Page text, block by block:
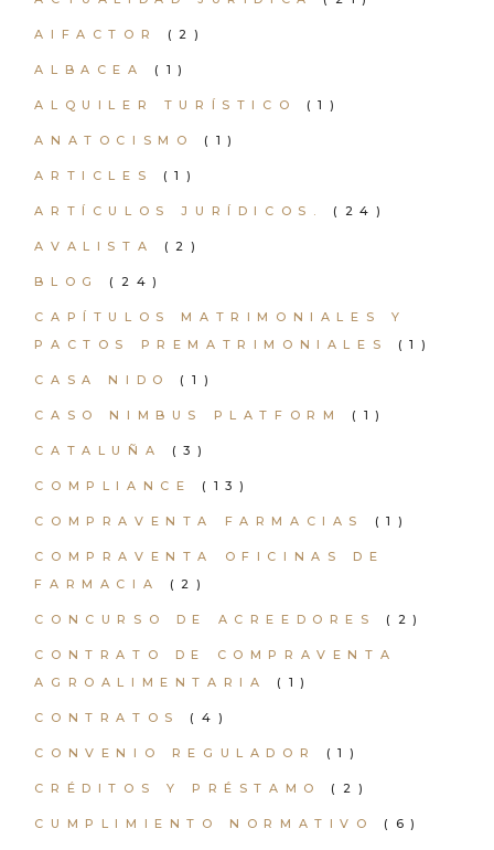
AIFACTOR (2)
ALBACEA (1)
ALQUILER TURÍSTICO (1)
ANATOCISMO (1)
ARTICLES (1)
ARTÍCULOS JURÍDICOS. (24)
AVALISTA (2)
BLOG (24)
CAPÍTULOS MATRIMONIALES Y
PACTOS PREMATRIMONIALES
(1)
CASA NIDO (1)
CASO NIMBUS PLATFORM (1)
CATALUÑA (3)
COMPLIANCE (13)
COMPRAVENTA FARMACIAS (1)
COMPRAVENTA OFICINAS DE
FARMACIA
(2)
CONCURSO DE ACREEDORES (2)
CONTRATO DE COMPRAVENTA
AGROALIMENTARIA
(1)
CONTRATOS (4)
CONVENIO REGULADOR (1)
CRÉDITOS Y PRÉSTAMO (2)
CUMPLIMIENTO NORMATIVO (6)